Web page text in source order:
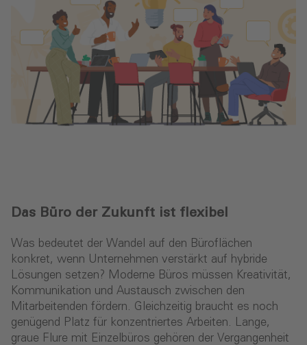
Das Büro der Zukunft ist flexibel
Was bedeutet der Wandel auf den Büroflächen
konkret, wenn Unternehmen verstärkt auf hybride
Lösungen setzen? Moderne Büros müssen Kreativität,
Kommunikation und Austausch zwischen den
Mitarbeitenden fördern. Gleichzeitig braucht es noch
genügend Platz für konzentriertes Arbeiten. Lange,
graue Flure mit Einzelbüros gehören der Vergangenheit